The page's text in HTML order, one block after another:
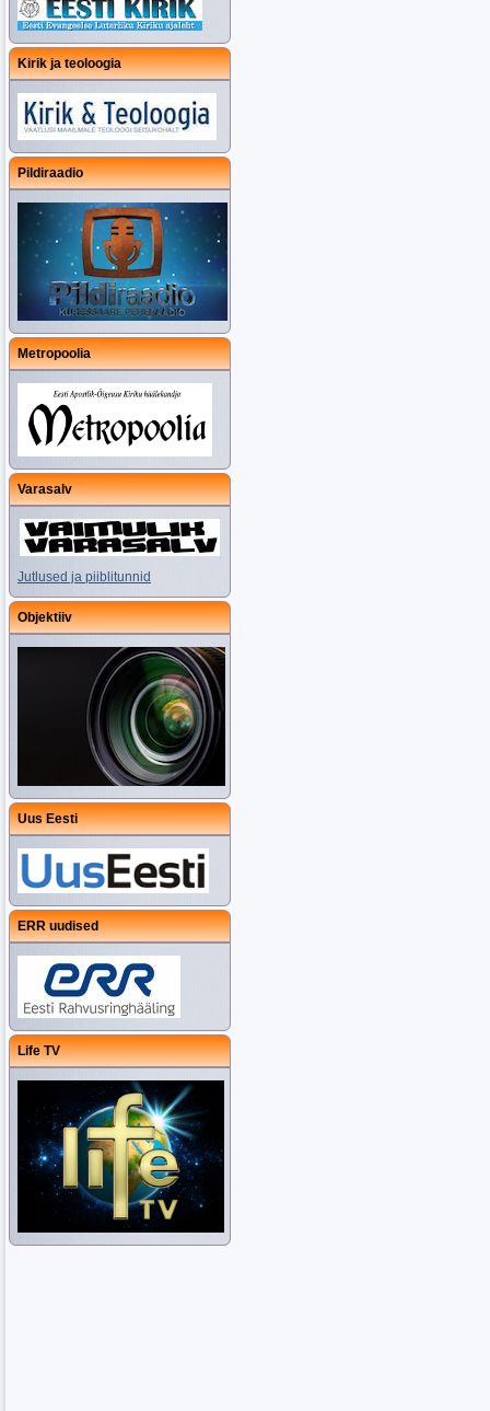
Kirik ja teoloogia
Pildiraadio
Metropoolia
Varasalv
Jutlused ja piiblitunnid
Objektiiv
Uus Eesti
ERR uudised
Life TV